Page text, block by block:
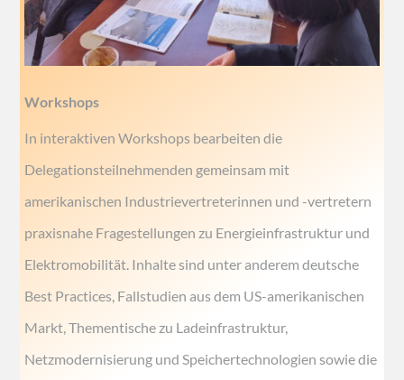
Workshops
In interaktiven Workshops bearbeiten die
Delegationsteilnehmenden gemeinsam mit
amerikanischen Industrievertreterinnen und -vertretern
praxisnahe Fragestellungen zu Energieinfrastruktur und
Elektromobilität. Inhalte sind unter anderem deutsche
Best Practices, Fallstudien aus dem US-amerikanischen
Markt, Thementische zu Ladeinfrastruktur,
Netzmodernisierung und Speichertechnologien sowie die